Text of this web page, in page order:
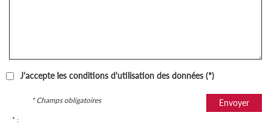
J'accepte les conditions d'utilisation des données (*)
Envoyer
* Champs obligatoires
* :